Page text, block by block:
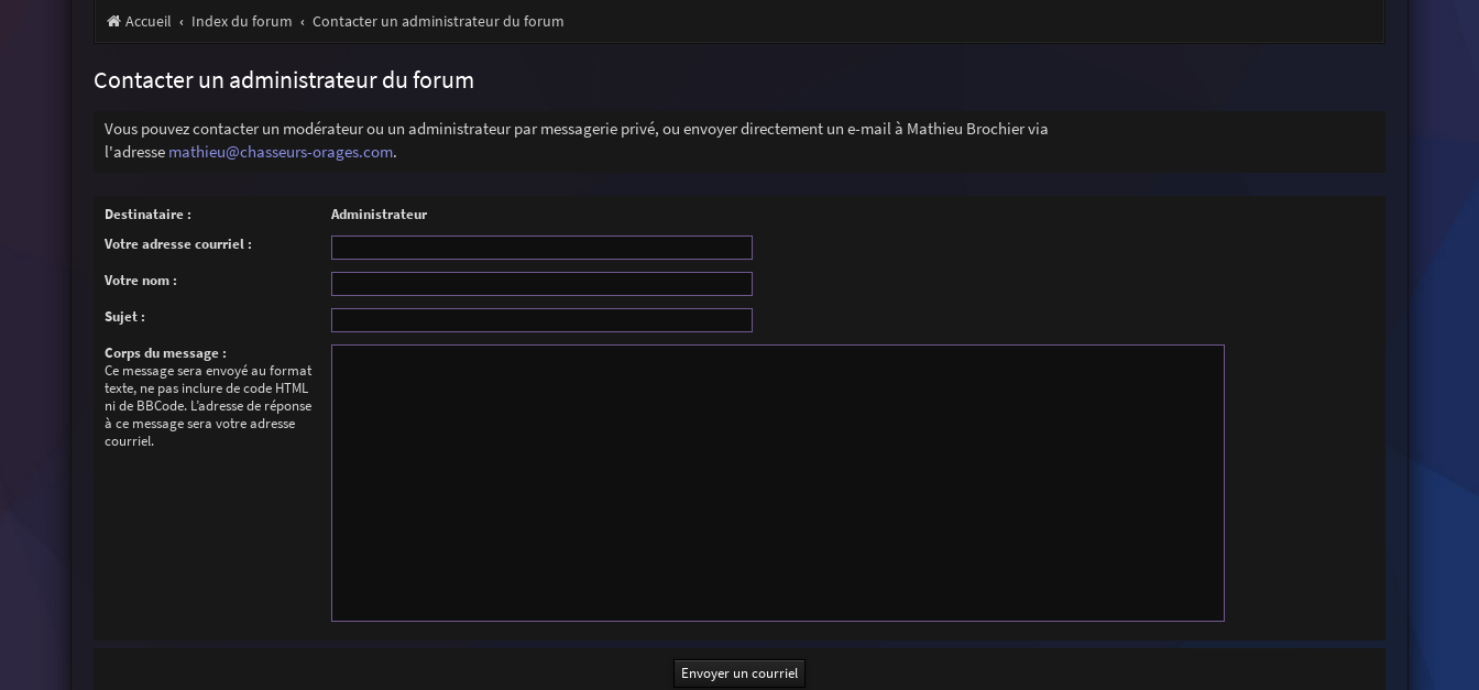
Accueil Index du forum Contacter un administrateur du forum
Contacter un administrateur du forum
Vous pouvez contacter un modérateur ou un administrateur par messagerie privé, ou envoyer directement un e-mail à Mathieu Brochier via
l'adresse mathieu@chasseurs-orages.com.
Destinataire :
Administrateur
Votre adresse courriel :
Votre nom :
Sujet :
Corps du message :
Ce message sera envoyé au format
texte, ne pas inclure de code HTML
ni de BBCode. L’adresse de réponse
à ce message sera votre adresse
courriel.